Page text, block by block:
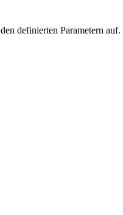
definierten Parametern auf.